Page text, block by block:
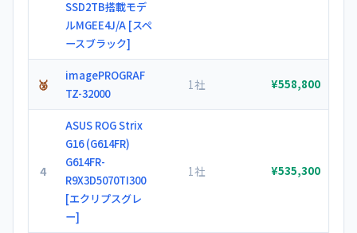
SSD2TB搭載モデ
ルMGEE4J/A [スペ
ースブラック]
🥉
imagePROGRAF
TZ-32000
1社 ¥558,800
4
ASUS ROG Strix
G16 (G614FR)
G614FR-
R9X3D5070TI300
[エクリプスグレ
ー]
1社 ¥535,300